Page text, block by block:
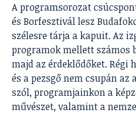
A programsorozat
és Borfesztivál lesz
szélesre tárja a kapuit. Az
programok mellett számos
majd az érdeklődőket.
és a pezsgő nem csupán
szól, programjainkon a
művészet, valamint a